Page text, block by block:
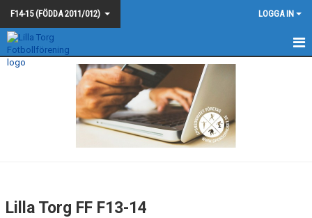
F14-15 (FÖDDA 2011/012) LOGGA IN
F13-14
Lilla Torg FF F13-14